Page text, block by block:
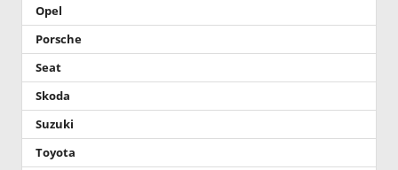
Opel
Porsche
Seat
Skoda
Suzuki
Toyota